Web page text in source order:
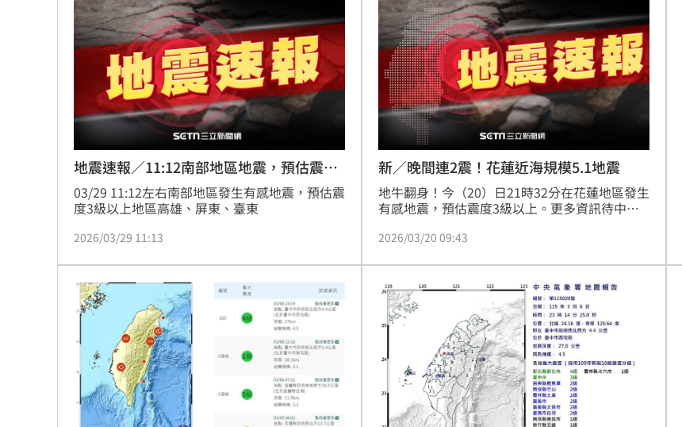
地震速報／11:12南部地區地震，預估震度
3級
03/29 11:12左右南部地區發生有感地震，預估震
度3級以上地區高雄、屏東、臺東
2026/03/29 11:13
新／晚間連2震！花蓮近海規模5.1地震
地牛翻身！今（20）日21時32分在花蓮地區發生
有感地震，預估震度3級以上。更多資訊待中央
2026/03/20 09:43